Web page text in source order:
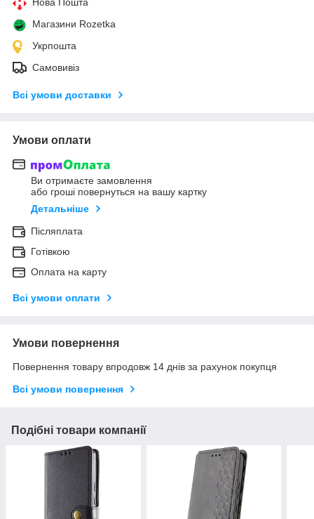
Магазини Rozetka
Укрпошта
Самовивіз
Всі умови доставки
Умови оплати
Ви отримаєте замовлення
або гроші повернуться на вашу картку
Детальніше
Післяплата
Готівкою
Оплата на карту
Всі умови оплати
Умови повернення
Повернення товару впродовж 14 днів за рахунок покупця
Всі умови повернення
Подібні товари компанії